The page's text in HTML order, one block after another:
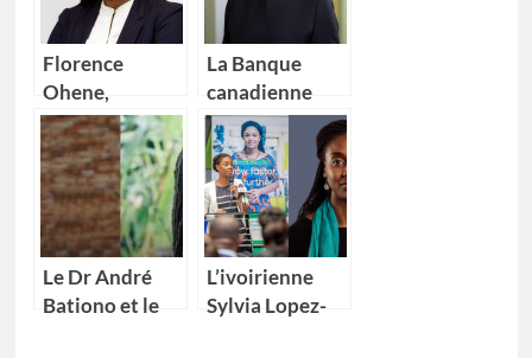
Florence
Ohene,
nouvelle
Directrice
générale d’IBM
Ghana
La Banque
canadienne
impériale de
commerce
(CIBC) nomme
Kikelomo
Lawal comme
Vice-
présidente
Le Dr André
Bationo et le
L’ivoirienne
Sylvia Lopez-